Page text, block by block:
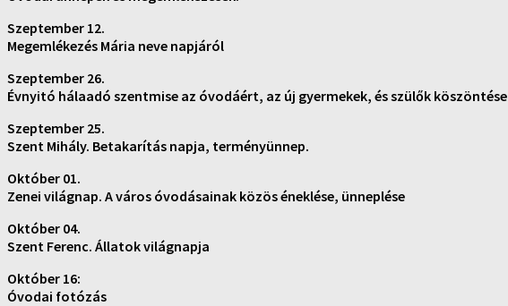
Szeptember 12.
Megemlékezés Mária neve napjáról
Szeptember 26.
Évnyitó hálaadó szentmise az óvodáért, az új gyermekek, és szülők köszöntése
Szeptember 25.
Szent Mihály. Betakarítás napja, terményünnep.
Október 01.
Zenei világnap. A város óvodásainak közös éneklése, ünneplése
Október 04.
Szent Ferenc. Állatok világnapja
Október 16:
Óvodai fotózás